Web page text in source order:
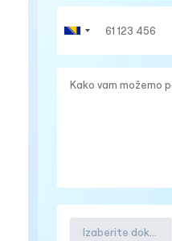
Izaberite dokument